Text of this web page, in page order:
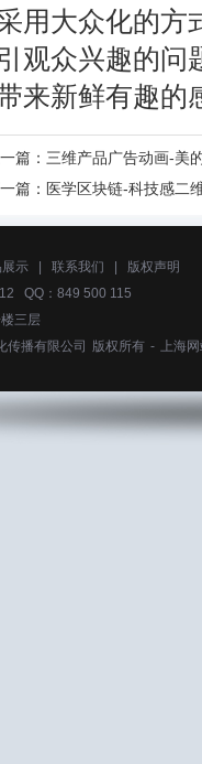
用大众化的方
观众兴趣的问
来新鲜有趣的
一篇： 三维产品广告动画-美
篇： 医学区块链-科技感二
示 联系我们
版权声明
QQ：849 500 115
三层
传播有限公司 版权所有 - 上海